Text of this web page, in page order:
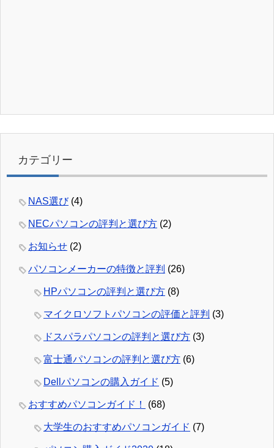
カテゴリー
NAS選び(4)
NECパソコンの評判と選び方 (2)
お知らせ (2)
パソコンメーカーの特徴と評判 (26)
HPパソコンの評判と選び方 (8)
マイクロソフトパソコンの評価と評判 (3)
ドスパラパソコンの評判と選び方 (3)
富士通パソコンの評判と選び方 (6)
Dellパソコンの購入ガイド (5)
おすすめパソコンガイド！ (68)
大学生のおすすめパソコンガイド (7)